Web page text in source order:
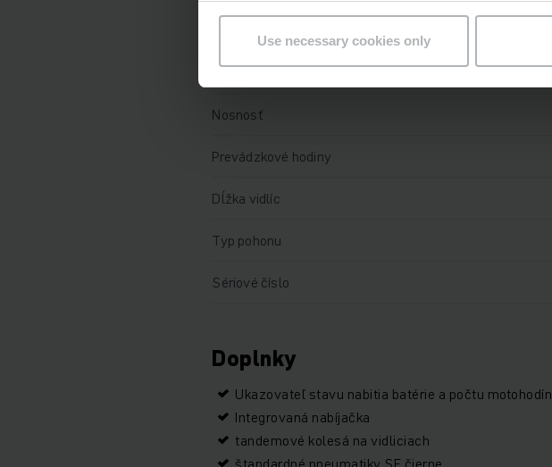
Use necessary cookies only
Rok
Nosnosť
Prevádzkové hodiny
Dĺžka vidlíc
Typ pohonu
Sériové číslo
Doplnky
Ukazovateľ stavu nabitia batérie a počtu motohodín
Integrovaná nabíjačka
tandemové kolesá na vidliciach